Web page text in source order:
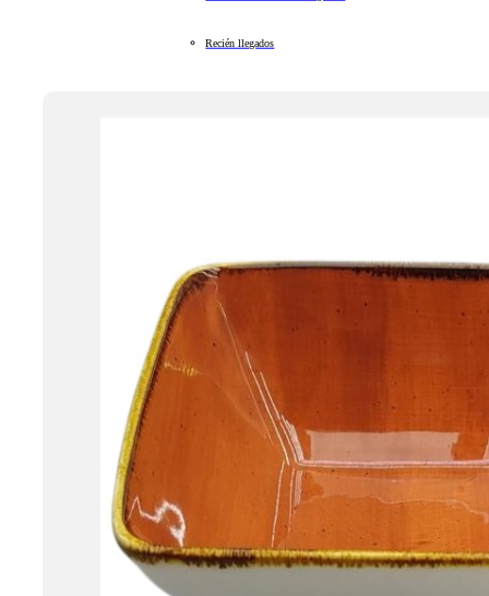
Recién llegados